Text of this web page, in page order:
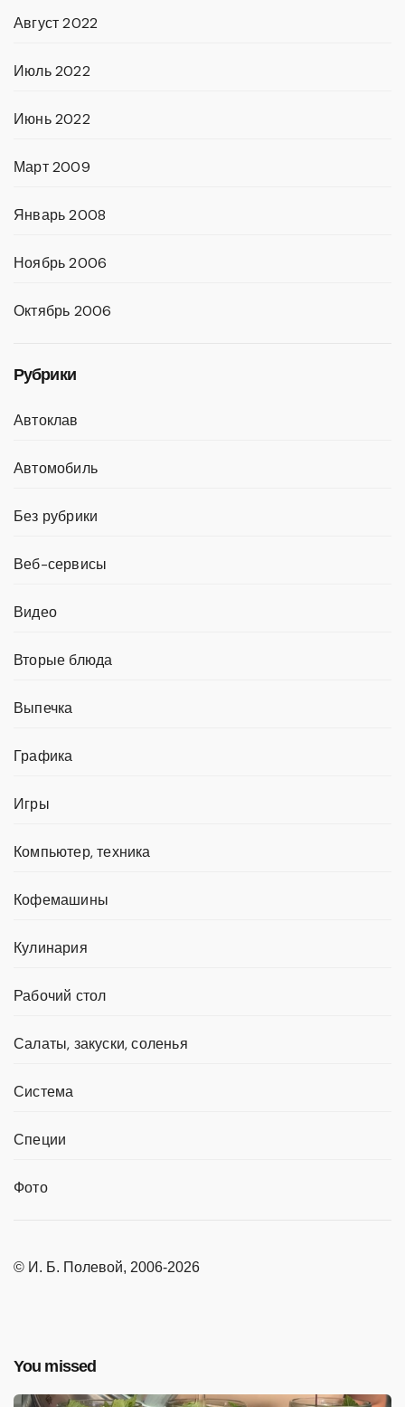
Август 2022
Июль 2022
Июнь 2022
Март 2009
Январь 2008
Ноябрь 2006
Октябрь 2006
Рубрики
Автоклав
Автомобиль
Без рубрики
Веб-сервисы
Видео
Вторые блюда
Выпечка
Графика
Игры
Компьютер, техника
Кофемашины
Кулинария
Рабочий стол
Салаты, закуски, соленья
Система
Специи
Фото
© И. Б. Полевой, 2006-2026
You missed